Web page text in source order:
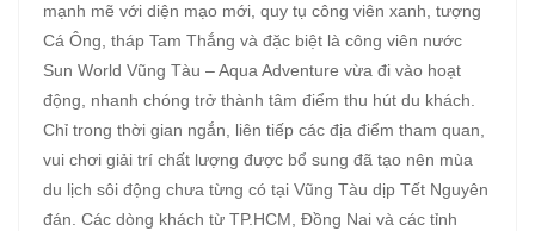
mạnh mẽ với diện mạo mới, quy tụ công viên xanh, tượng
Cá Ông, tháp Tam Thắng và đặc biệt là công viên nước
Sun World Vũng Tàu – Aqua Adventure vừa đi vào hoạt
động, nhanh chóng trở thành tâm điểm thu hút du khách.
Chỉ trong thời gian ngắn, liên tiếp các địa điểm tham quan,
vui chơi giải trí chất lượng được bổ sung đã tạo nên mùa
du lịch sôi động chưa từng có tại Vũng Tàu dịp Tết Nguyên
đán. Các dòng khách từ TP.HCM, Đồng Nai và các tỉnh